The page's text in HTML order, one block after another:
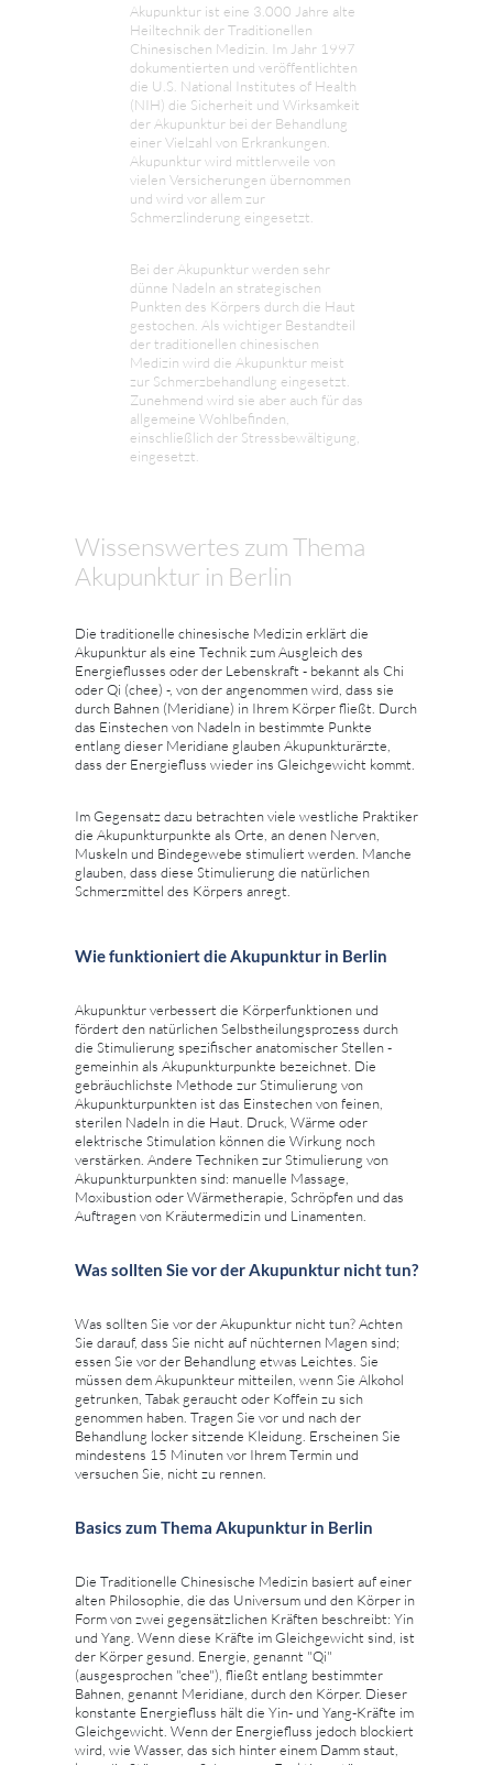
Akupunktur ist eine 3.000 Jahre alte
Heiltechnik der Traditionellen
Chinesischen Medizin. Im Jahr 1997
dokumentierten und veröffentlichten
die U.S. National Institutes of Health
(NIH) die Sicherheit und Wirksamkeit
der Akupunktur bei der Behandlung
einer Vielzahl von Erkrankungen.
Akupunktur wird mittlerweile von
vielen Versicherungen übernommen
und wird vor allem zur
Schmerzlinderung eingesetzt.
Bei der Akupunktur werden sehr
dünne Nadeln an strategischen
Punkten des Körpers durch die Haut
gestochen. Als wichtiger Bestandteil
der traditionellen chinesischen
Medizin wird die Akupunktur meist
zur Schmerzbehandlung eingesetzt.
Zunehmend wird sie aber auch für das
allgemeine Wohlbefinden,
einschließlich der Stressbewältigung,
eingesetzt.
Wissenswertes zum Thema
Akupunktur in Berlin
Die traditionelle chinesische Medizin erklärt die
Akupunktur als eine Technik zum Ausgleich des
Energieflusses oder der Lebenskraft - bekannt als Chi
oder Qi (chee) -, von der angenommen wird, dass sie
durch Bahnen (Meridiane) in Ihrem Körper fließt. Durch
das Einstechen von Nadeln in bestimmte Punkte
entlang dieser Meridiane glauben Akupunkturärzte,
dass der Energiefluss wieder ins Gleichgewicht kommt.
Im Gegensatz dazu betrachten viele westliche Praktiker
die Akupunkturpunkte als Orte, an denen Nerven,
Muskeln und Bindegewebe stimuliert werden. Manche
glauben, dass diese Stimulierung die natürlichen
Schmerzmittel des Körpers anregt.
Wie funktioniert die Akupunktur in Berlin
Akupunktur verbessert die Körperfunktionen und
fördert den natürlichen Selbstheilungsprozess durch
die Stimulierung spezifischer anatomischer Stellen -
gemeinhin als Akupunkturpunkte bezeichnet. Die
gebräuchlichste Methode zur Stimulierung von
Akupunkturpunkten ist das Einstechen von feinen,
sterilen Nadeln in die Haut. Druck, Wärme oder
elektrische Stimulation können die Wirkung noch
verstärken. Andere Techniken zur Stimulierung von
Akupunkturpunkten sind: manuelle Massage,
Moxibustion oder Wärmetherapie, Schröpfen und das
Auftragen von Kräutermedizin und Linamenten.
Was sollten Sie vor der Akupunktur nicht tun?
Was sollten Sie vor der Akupunktur nicht tun? Achten
Sie darauf, dass Sie nicht auf nüchternen Magen sind;
essen Sie vor der Behandlung etwas Leichtes. Sie
müssen dem Akupunkteur mitteilen, wenn Sie Alkohol
getrunken, Tabak geraucht oder Koffein zu sich
genommen haben. Tragen Sie vor und nach der
Behandlung locker sitzende Kleidung. Erscheinen Sie
mindestens 15 Minuten vor Ihrem Termin und
versuchen Sie, nicht zu rennen.
Basics zum Thema Akupunktur in Berlin
Die Traditionelle Chinesische Medizin basiert auf einer
alten Philosophie, die das Universum und den Körper in
Form von zwei gegensätzlichen Kräften beschreibt: Yin
und Yang. Wenn diese Kräfte im Gleichgewicht sind, ist
der Körper gesund. Energie, genannt "Qi"
(ausgesprochen "chee"), fließt entlang bestimmter
Bahnen, genannt Meridiane, durch den Körper. Dieser
konstante Energiefluss hält die Yin- und Yang-Kräfte im
Gleichgewicht. Wenn der Energiefluss jedoch blockiert
wird, wie Wasser, das sich hinter einem Damm staut,